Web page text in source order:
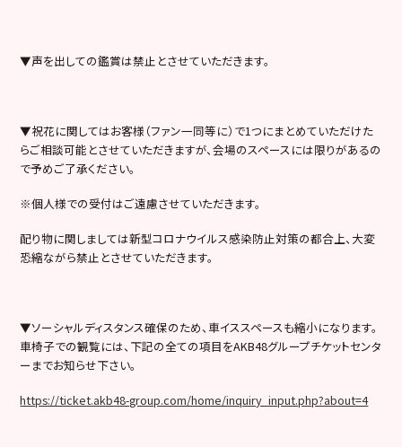
▼声を出しての鑑賞は禁止とさせていただきます。
▼祝花に関してはお客様（ファン一同等に）で1つにまとめていただけた
らご相談可能とさせていただきますが、会場のスペースには限りがあるの
で予めご了承ください。
※個人様での受付はご遠慮させていただきます。
配り物に関しましては新型コロナウイルス感染防止対策の都合上、大変
恐縮ながら禁止とさせていただきます。
▼ソーシャルディスタンス確保のため、車イススペースも縮小になります。
車椅子での観覧には、下記の全ての項目をAKB48グループチケットセンタ
ーまでお知らせ下さい。
https://ticket.akb48-group.com/home/inquiry_input.php?about=4